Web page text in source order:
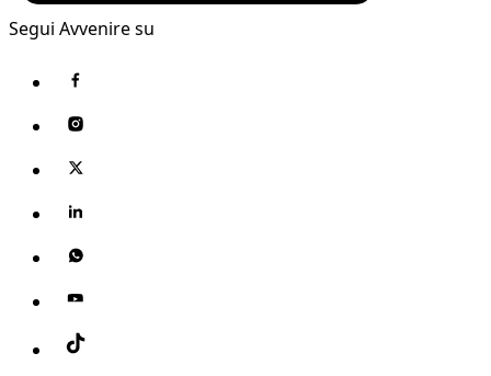
Segui Avvenire su